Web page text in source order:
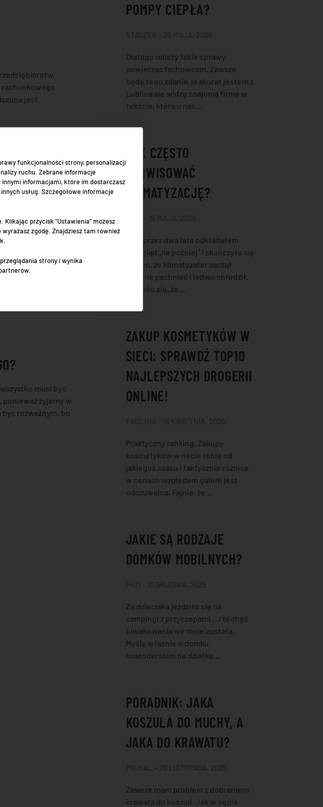
rachunkowego
jest
musi być
żyjemy w
rozważnym, bo
POMPY CIEPŁA?
Dlatego należy takie sprawy
powierzać fachowcom, Zawsze
będę tego zdania, ja akurat jestem z
Lublina ale widzę znajomą firmę w
tekście, która u nas…
JAK CZĘSTO
SERWISOWAĆ
KLIMATYZACJĘ?
Sam przez dwa lata odkładałem
przegląd „na później” i skończyło się
na tym, że klimatyzator zaczął
dziwnie pachnieć i ledwo chłodził.
Okazało się, że…
ZAKUP KOSMETYKÓW W
SIECI: SPRAWDŹ TOP10
NAJLEPSZYCH DROGERII
ONLINE!
Praktyczny ranking. Zakupy
kosmetyków w necie robię od
jakiegoś czasu i faktycznie różnica
w cenach względem galerii jest
odczuwalna. Fajnie, że…
JAKIE SĄ RODZAJE
DOMKÓW MOBILNYCH?
Za dzieciaka jeździło się na
campingi z przyczepami… I ta chęć
biwakowania we mnie została.
Myślę właśnie o domku
holenderskim na działkę…
PORADNIK: JAKA
KOSZULA DO MUCHY, A
JAKA DO KRAWATU?
Zawsze mam problem z dobraniem
krawata do koszuli. Jak w ogóle
funkcjonalności strony, personalizacji
ruchu. Zebrane informacje
informacjami, które im dostarczasz
usług. Szczegółowe informacje
Klikając przycisk "Ustawienia" możesz
zgodę. Znajdziesz tam również
strony i wynika